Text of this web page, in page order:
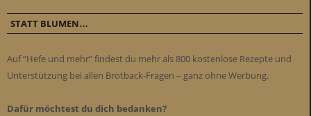
STATT BLUMEN…
Auf “Hefe und mehr” findest du mehr als 800 kostenlose Rezepte und
Unterstützung bei allen Brotback-Fragen – ganz ohne Werbung.
Dafür möchtest du dich bedanken?